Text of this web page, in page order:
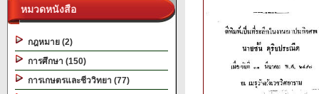
หมวดหนังสือ
กฎหมาย (2)
การศึกษา (150)
การเกษตรและชีววิทยา (77)